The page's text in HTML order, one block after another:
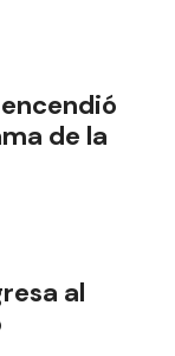
de la
al